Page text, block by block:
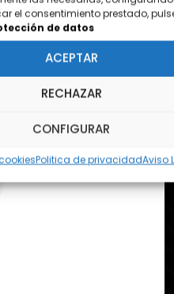
el consentimiento prestado,
de datos
ACEPTAR
RECHAZAR
CONFIGURAR
Politica de privacidadAviso